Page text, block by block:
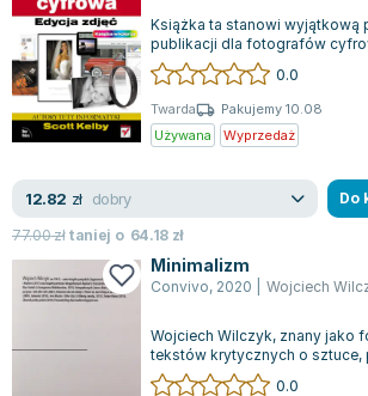
Książka ta stanowi wyjątkową
publikacji dla fotografów
skuteczne techniki osiągania
0.0
Twarda
Pakujemy 10.08
Używana
Wyprzedaż
12.82 zł dobry
77.00złtaniej o 64.18 zł
Do
Minimalizm
Convivo, 2020 Wojciech
Wojciech Wilczyk, znany jako
tekstów krytycznych o sztuce,
poetycką książkę z serii
0.0